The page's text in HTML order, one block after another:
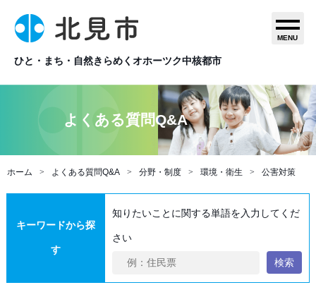
ひと・まち・自然きらめくオホーツク中核都市
MENU
よくある質問Q&A
ホーム よくある質問Q&A 分野・制度 環境・衛生 公害対策
キーワードから探
す
知りたいことに関する単語を入力してくだ
さい
検索